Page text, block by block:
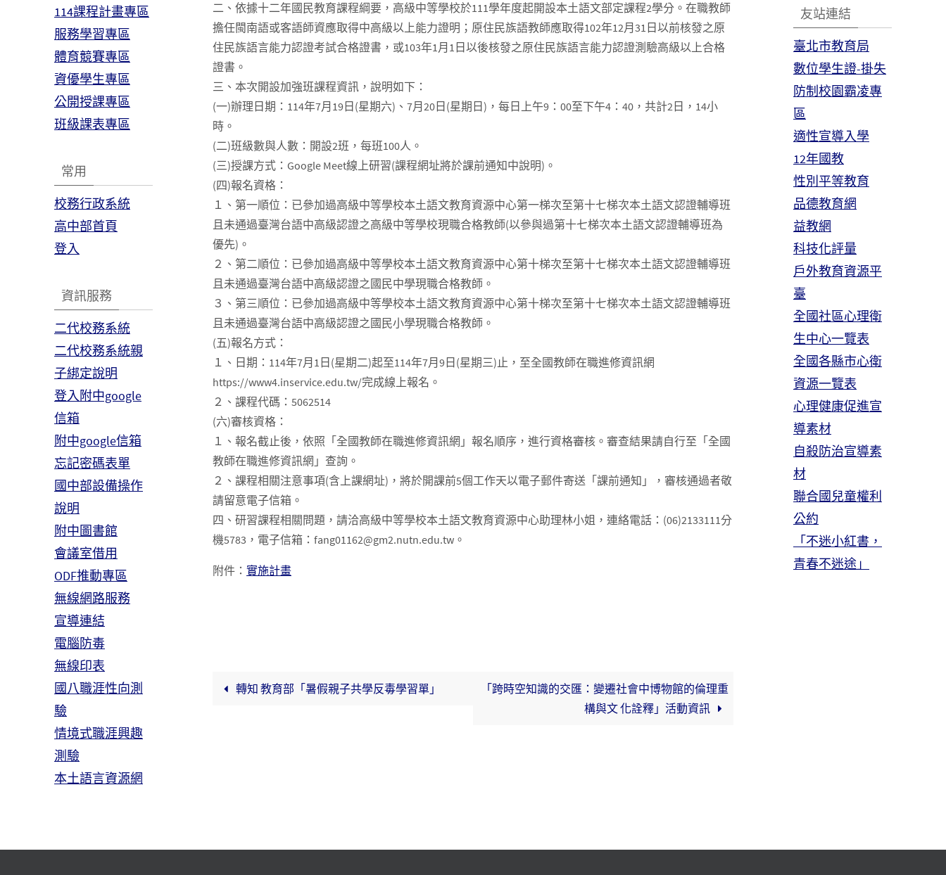
二、依據十二年國民教育課程綱要，高級中等學校於111學年度起開設本土語文部定課程2學分。在職教師
擔任閩南語或客語師資應取得中高級以上能力證明；原住民族語教師應取得102年12月31日以前核發之原
住民族語言能力認證考試合格證書，或103年1月1日以後核發之原住民族語言能力認證測驗高級以上合格
證書。
三、本次開設加強班課程資訊，說明如下：
(一)辦理日期：114年7月19日(星期六)、7月20日(星期日)，每日上午9：00至下午4：40，共計2日，14小
時。
(二)班級數與人數：開設2班，每班100人。
(三)授課方式：Google Meet線上研習(課程網址將於課前通知中說明)。
(四)報名資格：
１、第一順位：已參加過高級中等學校本土語文教育資源中心第一梯次至第十七梯次本土語文認證輔導班
且未通過臺灣台語中高級認證之高級中等學校現職合格教師(以參與過第十七梯次本土語文認證輔導班為
優先)。
２、第二順位：已參加過高級中等學校本土語文教育資源中心第十梯次至第十七梯次本土語文認證輔導班
且未通過臺灣台語中高級認證之國民中學現職合格教師。
３、第三順位：已參加過高級中等學校本土語文教育資源中心第十梯次至第十七梯次本土語文認證輔導班
且未通過臺灣台語中高級認證之國民小學現職合格教師。
(五)報名方式：
１、日期：114年7月1日(星期二)起至114年7月9日(星期三)止，至全國教師在職進修資訊網
https://www4.inservice.edu.tw/完成線上報名。
２、課程代碼：5062514
(六)審核資格：
１、報名截止後，依照「全國教師在職進修資訊網」報名順序，進行資格審核。審查結果請自行至「全國
教師在職進修資訊網」查詢。
２、課程相關注意事項(含上課網址)，將於開課前5個工作天以電子郵件寄送「課前通知」，審核通過者敬
請留意電子信箱。
四、研習課程相關問題，請洽高級中等學校本土語文教育資源中心助理林小姐，連絡電話：(06)2133111分
機5783，電子信箱：fang01162@gm2.nutn.edu.tw。
附件： 實施計畫
轉知 教育部「暑假親子共學反毒學習單」
「跨時空知識的交匯：變遷社會中博物館的倫理重
構與文 化詮釋」活動資訊
114課程計畫專區
服務學習專區
體育競賽專區
資優學生專區
公開授課專區
班級課表專區
常用
校務行政系統
高中部首頁
登入
資訊服務
二代校務系統
二代校務系統親
子綁定說明
登入附中google
信箱
附中google信箱
忘記密碼表單
國中部設備操作
說明
附中圖書館
會議室借用
ODF推動專區
無線網路服務
宣導連結
電腦防毒
無線印表
國八職涯性向測
驗
情境式職涯興趣
測驗
本土語言資源網
友站連結
臺北市教育局
數位學生證-掛失
防制校園霸凌專
區
適性宣導入學
12年國教
性別平等教育
品德教育網
益教網
科技化評量
戶外教育資源平
臺
全國社區心理衛
生中心一覽表
全國各縣市心衛
資源一覽表
心理健康促進宣
導素材
自殺防治宣導素
材
聯合國兒童權利
公約
「不迷小紅書，
青春不迷途」